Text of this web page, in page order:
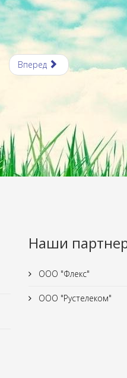
Вперед
Наши
ООО "Флекс"
ООО "Рустелеком"